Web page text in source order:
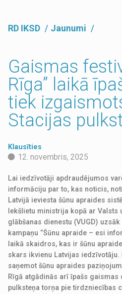
RD IKSD Jaunumi
Gaismas
Rīga” laikā
tiek
Stacijas
Klausīties
12. novembris, 2025
Lai iedzīvotāji apdraudējumos
informāciju par to, kas noticis,
Latvijā ieviesta šūnu apraides
Iekšlietu ministrija kopā ar Valsts
glābšanas dienestu (VUGD)
kampaņu “Šūnu apraide – esi
laikā skaidros, kas ir šūnu
skars ikvienu Latvijas
saņemot šūnu apraides
Rīgā atgādinās arī īpašs gaismas
pulksteņa torņa pie tirdzniecības